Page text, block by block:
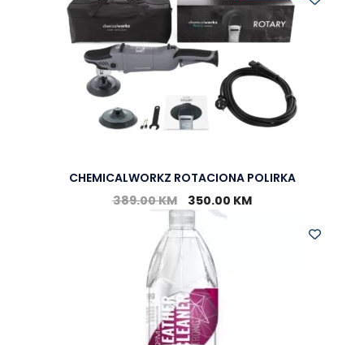
CHEMICALWORKZ ROTACIONA POLIRKA
389.00KM 350.00 KM